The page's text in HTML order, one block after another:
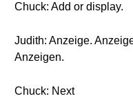
Chuck: Add or display.
Judith: Anzeige.
Anzeigen.
Chuck: Next